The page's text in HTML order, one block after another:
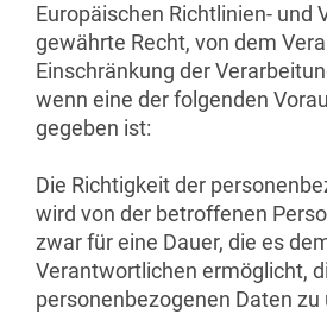
Europäischen Richtlinien- und
gewährte Recht, von dem
Einschränkung der
wenn eine der folgenden
gegeben ist:
Die Richtigkeit der
wird von der betroffenen
zwar für eine Dauer, die es
Verantwortlichen ermöglicht,
personenbezogenen Daten zu